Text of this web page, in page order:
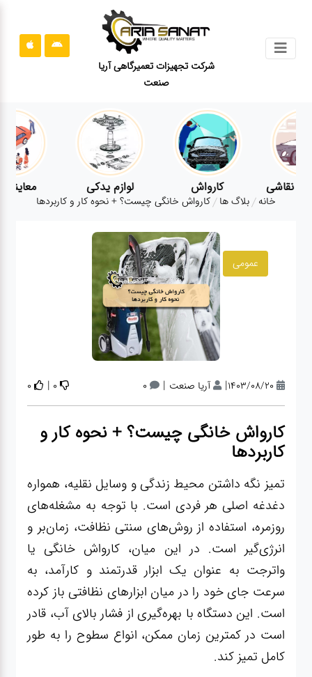
شرکت تجهیزات تعمیرگاهی آریا
صنعت
قوانین
سایت
ارتباط
باما
روغنی
مکانیکی
جلوبندی
برق و
باطری و
دیاگ
صافکاری
و نقاشی
کارواش لوازم یدکی معاینه فنی
خانه بلاگ ها کارواش خانگی چیست؟ + نحوه کار و کاربردها
عمومی
1403/08/20
| آریا صنعت |
0
0
|
0
کارواش خانگی چیست؟ + نحوه کار و
کاربردها
تمیز نگه داشتن محیط زندگی و وسایل نقلیه، همواره
دغدغه اصلی هر فردی است. با توجه به مشغله‌های
روزمره، استفاده از روش‌های سنتی نظافت، زمان‌بر و
انرژی‌گیر است. در این میان، کارواش خانگی یا
واترجت به عنوان یک ابزار قدرتمند و کارآمد، به
سرعت جای خود را در میان ابزارهای نظافتی باز کرده
است. این دستگاه با بهره‌گیری از فشار بالای آب، قادر
است در کمترین زمان ممکن، انواع سطوح را به طور
کامل تمیز کند.